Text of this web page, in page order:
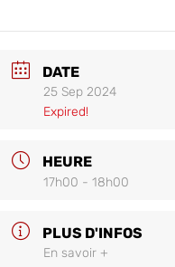
DATE
25 Sep 2024
Expired!
HEURE
17h00 - 18h00
PLUS D'INFOS
En savoir +